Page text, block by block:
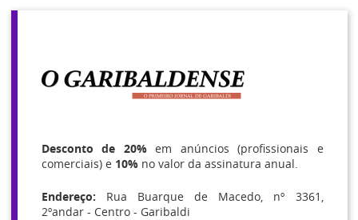
Desconto de 20% em anúncios (profissionais e
comerciais) e 10% no valor da assinatura anual.
Endereço: Rua Buarque de Macedo, nº 3361,
2ºandar - Centro - Garibaldi